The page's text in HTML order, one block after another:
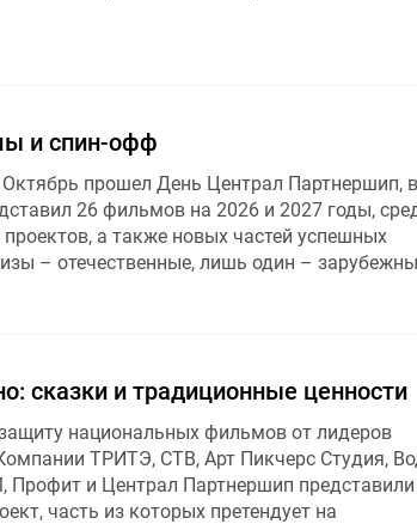
и спин-офф
прошел День Централ Партнершип, в
26 фильмов на 2026 и 2027 годы,
а также новых частей успешных
– отечественные, лишь один –
сказки и традиционные ценности
национальных фильмов от лидеров
ТРИТЭ, СТВ, Арт Пикчерс Студия,
и Централ Партнершип представили
часть из которых претендует на